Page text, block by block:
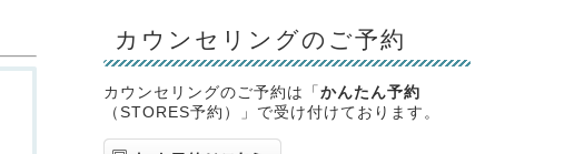
カウンセリングのご予約
カウンセリングのご予約は「 かんたん予約
（STORES予約）」で受け付けております。